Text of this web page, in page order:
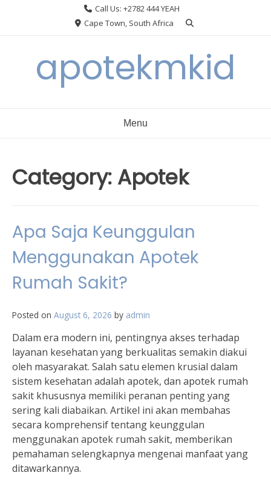
Call Us: +2782 444 YEAH
Cape Town, South Africa
apotekmkid
Menu
Category: Apotek
Apa Saja Keunggulan
Menggunakan Apotek
Rumah Sakit?
Posted on August 6, 2026 by admin
Dalam era modern ini, pentingnya akses terhadap
layanan kesehatan yang berkualitas semakin diakui
oleh masyarakat. Salah satu elemen krusial dalam
sistem kesehatan adalah apotek, dan apotek rumah
sakit khususnya memiliki peranan penting yang
sering kali diabaikan. Artikel ini akan membahas
secara komprehensif tentang keunggulan
menggunakan apotek rumah sakit, memberikan
pemahaman selengkapnya mengenai manfaat yang
ditawarkannya.